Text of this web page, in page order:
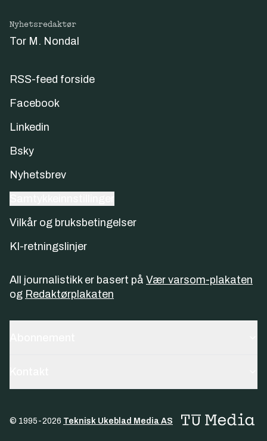
Nyhetsredaktør
Tor M. Nondal
RSS-feed forside
Facebook
Linkedin
Bsky
Nyhetsbrev
Vilkår og bruksbetingelser
KI-retningslinjer
All journalistikk er basert på Vær varsom-plakaten
og Redaktørplakaten
© 1995-2026 Teknisk Ukeblad Media AS